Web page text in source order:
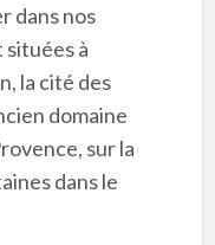
dans nos
situées à
la cité des
domaine
sur la
dans le